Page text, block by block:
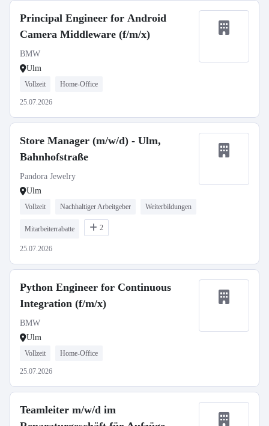
Principal Engineer for Android
Camera Middleware (f/m/x)
BMW
Ulm
Vollzeit Home-Office
25.07.2026
Store Manager (m/w/d) - Ulm,
Bahnhofstraße
Pandora Jewelry
Ulm
Vollzeit Nachhaltiger Arbeitgeber Weiterbildungen
Mitarbeiterrabatte 2
25.07.2026
Python Engineer for Continuous
Integration (f/m/x)
BMW
Ulm
Vollzeit Home-Office
25.07.2026
Teamleiter m/w/d im